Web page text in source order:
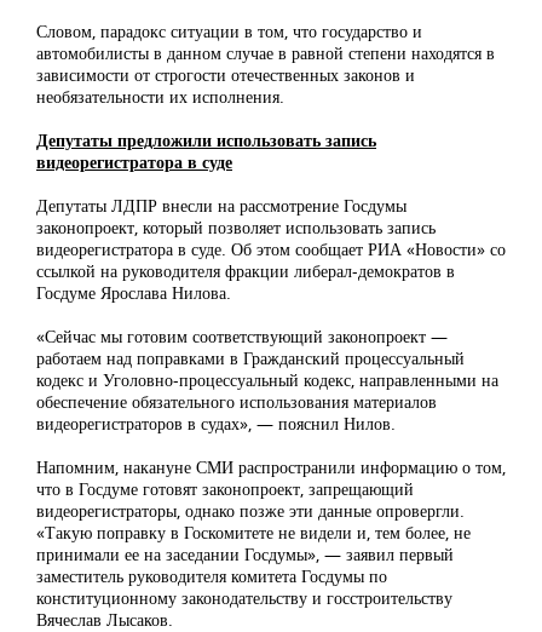
Словом, парадокс ситуации в том, что государство и
автомобилисты в данном случае в равной степени находятся в
зависимости от строгости отечественных законов и
необязательности их исполнения.
Депутаты предложили использовать запись
видеорегистратора в суде
Депутаты ЛДПР внесли на рассмотрение Госдумы
законопроект, который позволяет использовать запись
видеорегистратора в суде. Об этом сообщает РИА «Новости» со
ссылкой на руководителя фракции либерал-демократов в
Госдуме Ярослава Нилова.
«Сейчас мы готовим соответствующий законопроект —
работаем над поправками в Гражданский процессуальный
кодекс и Уголовно-процессуальный кодекс, направленными на
обеспечение обязательного использования материалов
видеорегистраторов в судах», — пояснил Нилов.
Напомним, накануне СМИ распространили информацию о том,
что в Госдуме готовят законопроект, запрещающий
видеорегистраторы, однако позже эти данные опровергли.
«Такую поправку в Госкомитете не видели и, тем более, не
принимали ее на заседании Госдумы», — заявил первый
заместитель руководителя комитета Госдумы по
конституционному законодательству и госстроительству
Вячеслав Лысаков.